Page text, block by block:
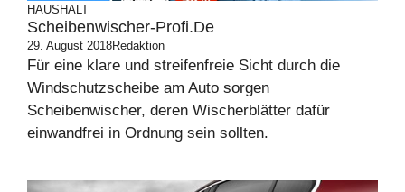
HAUSHALT
Scheibenwischer-Profi.de
29. August 2018Redaktion
Für eine klare und streifenfreie Sicht durch die
Windschutzscheibe am Auto sorgen
Scheibenwischer, deren Wischerblätter dafür
einwandfrei in Ordnung sein sollten.